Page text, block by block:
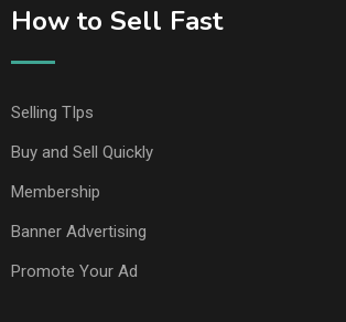
How to Sell Fast
Selling TIps
Buy and Sell Quickly
Membership
Banner Advertising
Promote Your Ad